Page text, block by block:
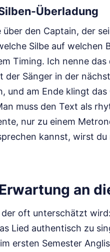
Überladung
über den Captain, der
Silbe auf welchen
Timing. Ich nenne
Sänger in der
und am Ende klingt
muss den Text als
nur zu einem
kannst, wirst
an
oft unterschätzt
Lied authentisch zu
ersten Semester